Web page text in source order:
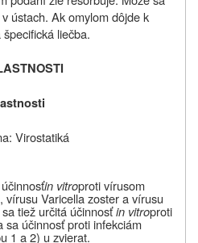
ústach. Ak omylom dôjde k
liečba.
Virostatiká
in vitroproti vírusom
vírusu Varicella zoster a vírusu
tiež určitá účinnosťin vitroproti
účinnosť proti infekciám
1 a 2) u zvierat.